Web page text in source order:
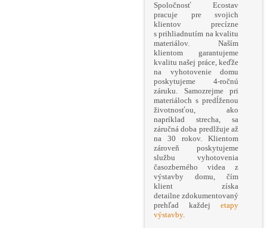
Spoločnosť Ecostav
pracuje pre svojich
klientov precízne
s prihliadnutím na kvalitu
materiálov. Naším
klientom garantujeme
kvalitu našej práce, keďže
na vyhotovenie domu
poskytujeme 4-ročnú
záruku. Samozrejme pri
materiáloch s predĺženou
životnosťou, ako
napríklad strecha, sa
záručná doba predlžuje až
na 30 rokov. Klientom
zároveň poskytujeme
službu vyhotovenia
časozberného videa z
výstavby domu, čím
klient získa
detailne zdokumentovaný
prehľad každej etapy
výstavby.